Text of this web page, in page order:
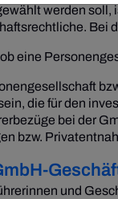
werden
Bei
ob eine
die für den
bei der
bzw.
und